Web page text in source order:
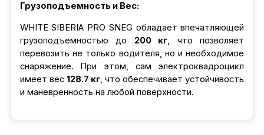
Грузоподъемность и Вес:
WHITE SIBERIA PRO SNEG обладает впечатляющей
грузоподъемностью до 200 кг, что позволяет
перевозить не только водителя, но и необходимое
снаряжение. При этом, сам электроквадроцикл
имеет вес 128.7 кг, что обеспечивает устойчивость
и маневренность на любой поверхности.